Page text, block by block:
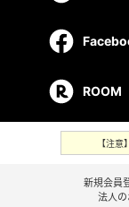
ROOM
【注
新規会員
法人